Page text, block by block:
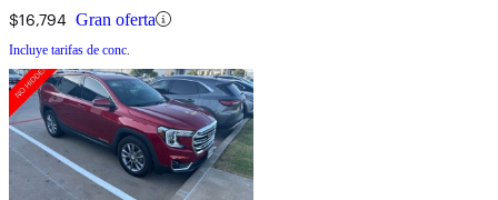
$16,794 Gran oferta
Incluye tarifas de conc.